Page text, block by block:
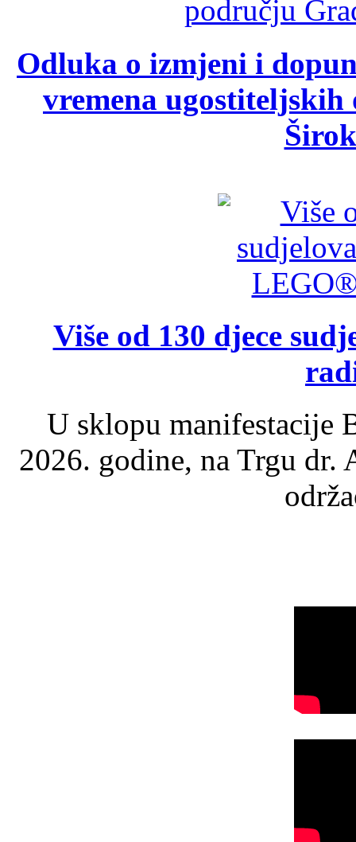
Odluka o izmjeni i
vremena
Više od 130 djece
U sklopu manifestacije
2026. godine, na Trgu dr.